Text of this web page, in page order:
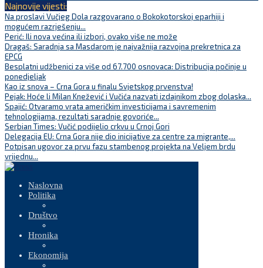
Najnovije vijesti:
Na proslavi Vučjeg Dola razgovarano o Bokokotorskoj eparhiji i
mogućem razrješenju...
Perić: Ili nova većina ili izbori, ovako više ne može
Dragaš: Saradnja sa Masdarom je najvažnija razvojna prekretnica za
EPCG
Besplatni udžbenici za više od 67.700 osnovaca: Distribucija počinje u
ponedjeljak
Kao iz snova – Crna Gora u finalu Svjetskog prvenstva!
Pejak: Hoće li Milan Knežević i Vučića nazvati izdajnikom zbog dolaska...
Spajić: Otvaramo vrata američkim investicijama i savremenim
tehnologijama, rezultati saradnje govoriće...
Serbian Times: Vučić podijelio crkvu u Crnoj Gori
Delegacija EU: Crna Gora nije dio inicijative za centre za migrante,...
Potpisan ugovor za prvu fazu stambenog projekta na Veljem brdu
vrijednu...
Naslovna
Politika
Društvo
Hronika
Ekonomija